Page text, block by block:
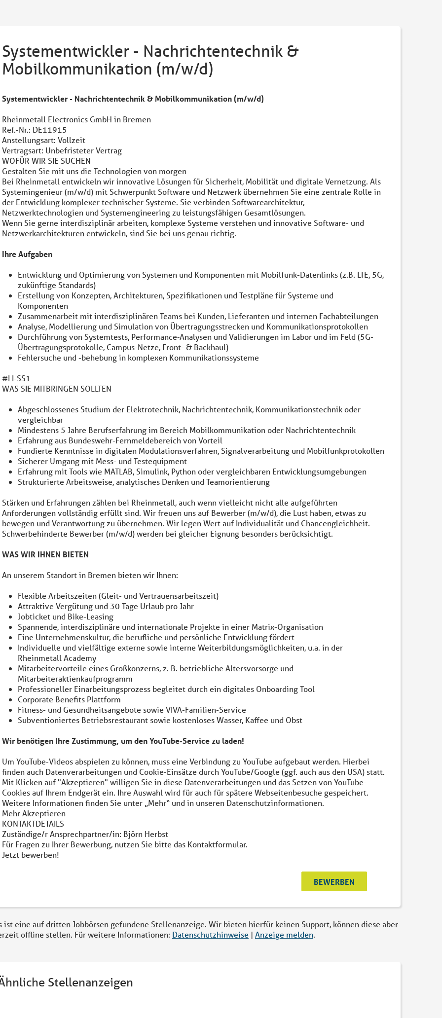
Systementwickler - Nachrichtentechnik &
Mobilkommunikation (m/w/d)
Systementwickler - Nachrichtentechnik & Mobilkommunikation (m/w/d)
Rheinmetall Electronics GmbH in Bremen
Ref.-Nr.: DE11915
Anstellungsart: Vollzeit
Vertragsart: Unbefristeter Vertrag
WOFÜR WIR SIE SUCHEN
Gestalten Sie mit uns die Technologien von morgen
Bei Rheinmetall entwickeln wir innovative Lösungen für Sicherheit, Mobilität und digitale Vernetzung. Als
Systemingenieur (m/w/d) mit Schwerpunkt Software und Netzwerk übernehmen Sie eine zentrale Rolle in
der Entwicklung komplexer technischer Systeme. Sie verbinden Softwarearchitektur,
Netzwerktechnologien und Systemengineering zu leistungsfähigen Gesamtlösungen.
Wenn Sie gerne interdisziplinär arbeiten, komplexe Systeme verstehen und innovative Software- und
Netzwerkarchitekturen entwickeln, sind Sie bei uns genau richtig.
Ihre Aufgaben
Entwicklung und Optimierung von Systemen und Komponenten mit Mobilfunk-Datenlinks (z.B. LTE, 5G,
zukünftige Standards)
Erstellung von Konzepten, Architekturen, Spezifikationen und Testpläne für Systeme und
Komponenten
Zusammenarbeit mit interdisziplinären Teams bei Kunden, Lieferanten und internen Fachabteilungen
Analyse, Modellierung und Simulation von Übertragungsstrecken und Kommunikationsprotokollen
Durchführung von Systemtests, Performance‑Analysen und Validierungen im Labor und im Feld (5G-
Übertragungsprotokolle, Campus-Netze, Front- & Backhaul)
Fehlersuche und -behebung in komplexen Kommunikationssysteme
#LI-SS1
WAS SIE MITBRINGEN SOLLTEN
Abgeschlossenes Studium der Elektrotechnik, Nachrichtentechnik, Kommunikationstechnik oder
vergleichbar
Mindestens 5 Jahre Berufserfahrung im Bereich Mobilkommunikation oder Nachrichtentechnik
Erfahrung aus Bundeswehr-Fernmeldebereich von Vorteil
Fundierte Kenntnisse in digitalen Modulationsverfahren, Signalverarbeitung und Mobilfunkprotokollen
Sicherer Umgang mit Mess- und Testequipment
Erfahrung mit Tools wie MATLAB, Simulink, Python oder vergleichbaren Entwicklungsumgebungen
Strukturierte Arbeitsweise, analytisches Denken und Teamorientierung
Stärken und Erfahrungen zählen bei Rheinmetall, auch wenn vielleicht nicht alle aufgeführten
Anforderungen vollständig erfüllt sind. Wir freuen uns auf Bewerber (m/w/d), die Lust haben, etwas zu
bewegen und Verantwortung zu übernehmen. Wir legen Wert auf Individualität und Chancengleichheit.
Schwerbehinderte Bewerber (m/w/d) werden bei gleicher Eignung besonders berücksichtigt.
WAS WIR IHNEN BIETEN
An unserem Standort in Bremen bieten wir Ihnen:
Flexible Arbeitszeiten (Gleit- und Vertrauensarbeitszeit)
Attraktive Vergütung und 30 Tage Urlaub pro Jahr
Jobticket und Bike-Leasing
Spannende, interdisziplinäre und internationale Projekte in einer Matrix-Organisation
Eine Unternehmenskultur, die berufliche und persönliche Entwicklung fördert
Individuelle und vielfältige externe sowie interne Weiterbildungsmöglichkeiten, u.a. in der
Rheinmetall Academy
Mitarbeitervorteile eines Großkonzerns, z. B. betriebliche Altersvorsorge und
Mitarbeiteraktienkaufprogramm
Professioneller Einarbeitungsprozess begleitet durch ein digitales Onboarding Tool
Corporate Benefits Plattform
Fitness- und Gesundheitsangebote sowie VIVA-Familien-Service
Subventioniertes Betriebsrestaurant sowie kostenloses Wasser, Kaffee und Obst
Wir benötigen Ihre Zustimmung, um den YouTube-Service zu laden!
Um YouTube-Videos abspielen zu können, muss eine Verbindung zu YouTube aufgebaut werden. Hierbei
finden auch Datenverarbeitungen und Cookie-Einsätze durch YouTube/Google (ggf. auch aus den USA) statt.
Mit Klicken auf "Akzeptieren" willigen Sie in diese Datenverarbeitungen und das Setzen von YouTube-
Cookies auf Ihrem Endgerät ein. Ihre Auswahl wird für auch für spätere Webseitenbesuche gespeichert.
Weitere Informationen finden Sie unter „Mehr“ und in unseren Datenschutzinformationen.
Mehr Akzeptieren
KONTAKTDETAILS
Zuständige/r Ansprechpartner/in: Björn Herbst
Für Fragen zu Ihrer Bewerbung, nutzen Sie bitte das Kontaktformular.
Jetzt bewerben!
BEWERBEN
ist eine auf dritten Jobbörsen gefundene Stellenanzeige. Wir bieten hierfür keinen Support, können diese aber
offline stellen. Für weitere Informationen: Datenschutzhinweise | Anzeige melden.
Stellenanzeigen